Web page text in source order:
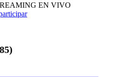
EN VIVO
85)